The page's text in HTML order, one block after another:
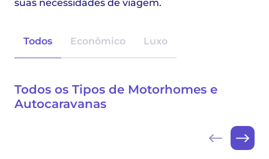
suas necessidades de viagem.
Todos Econômico Luxo
Todos os Tipos de Motorhomes e
Autocaravanas